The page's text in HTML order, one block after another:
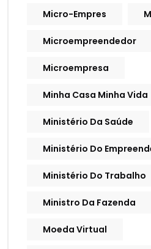
Micro-Empres
Microempreendedor
Microempresa
Minha Casa Minha Vida
Ministério Da Saúde
Ministério Do
Ministério Do Trabalho
Ministro Da Fazenda
Moeda Virtual